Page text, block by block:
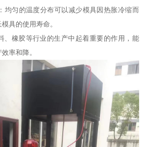
均匀的温度分布可以减少模具因热胀冷缩而
具的使用寿命。
、橡胶等行业的生产中起着重要的作用，能
率和降。